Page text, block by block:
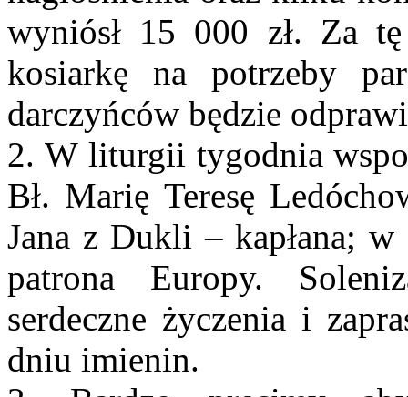
wyniósł 15 000 zł. Za
kosiarkę na potrzeby
darczyńców będzie
2. W liturgii tygodnia
Bł. Marię Teresę
Jana z Dukli – kapłana;
patrona Europy.
serdeczne życzenia i
dniu imienin.